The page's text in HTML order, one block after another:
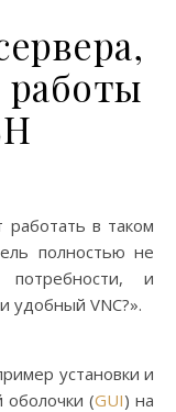
работы
полностью не
потребности, и
VNC?».
установки и
оболочки (GUI) на